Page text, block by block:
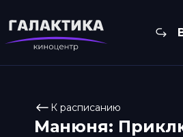
К расписанию
Манюня: